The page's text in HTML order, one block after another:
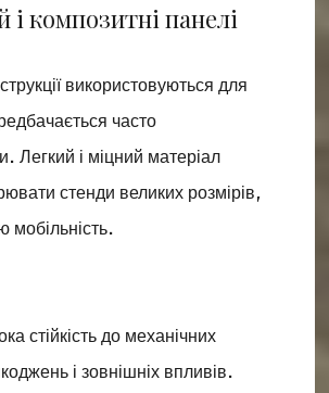
і композитні панелі
використовуються для
часто
Легкий і міцний матеріал
стенди великих розмірів,
мобільність.
стійкість до механічних
і зовнішніх впливів.